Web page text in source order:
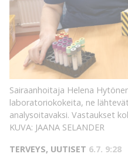
Sairaanhoitaja Helena
laboratoriokokeita, ne
analysoitavaksi. Vastaukset
KUVA: JAANA SELANDER
TERVEYS, UUTISET 6.7. 9:28